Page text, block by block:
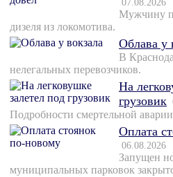
Мужчину
дизеля из локомотива.
Облава у
В
нелегальных перевозчиков.
На
грузовик
Подробности смертельной аварии
Оплата
06.08.2026
Запущен
муниципальных парковок